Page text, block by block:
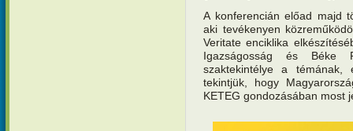
A konferencián előad majd
aki tevékenyen
Veritate enciklika
Igazságosság és Béke
szaktekintélye a témának,
tekintjük, hogy
KETEG gondozásában most